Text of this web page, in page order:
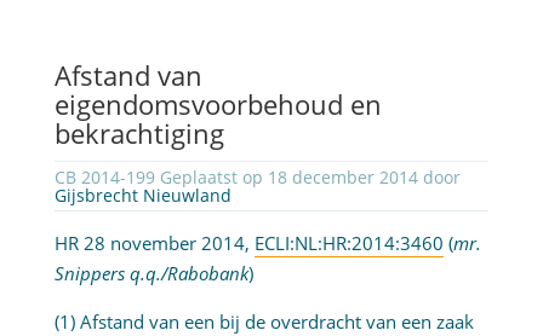
Afstand van
eigendomsvoorbehoud en
bekrachtiging
CB 2014-199 Geplaatst op 18 december 2014 door
Gijsbrecht Nieuwland
HR 28 november 2014, ECLI:NL:HR:2014:3460 (mr.
Snippers q.q./Rabobank)
(1) Afstand van een bij de overdracht van een zaak